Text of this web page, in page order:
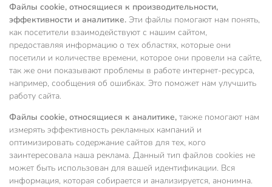
Файлы cookie, относящиеся к производительности,
эффективности и аналитике. Эти файлы помогают нам понять,
как посетители взаимодействуют с нашим сайтом,
предоставляя информацию о тех областях, которые они
посетили и количестве времени, которое они провели на сайте,
так же они показывают проблемы в работе интернет-ресурса,
например, сообщения об ошибках. Это поможет нам улучшить
работу сайта.
Файлы cookie, относящиеся к аналитике, также помогают нам
измерять эффективность рекламных кампаний и
оптимизировать содержание сайтов для тех, кого
заинтересовала наша реклама. Данный тип файлов cookies не
может быть использован для вашей идентификации. Вся
информация, которая собирается и анализируется, анонимна.